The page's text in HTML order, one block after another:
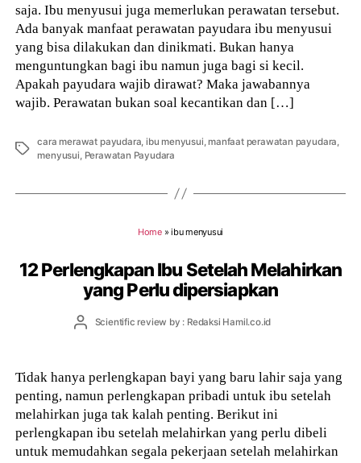
saja. Ibu menyusui juga memerlukan perawatan tersebut.
Ada banyak manfaat perawatan payudara ibu menyusui
yang bisa dilakukan dan dinikmati. Bukan hanya
menguntungkan bagi ibu namun juga bagi si kecil.
Apakah payudara wajib dirawat? Maka jawabannya
wajib. Perawatan bukan soal kecantikan dan […]
Tags
cara merawat payudara ibu menyusui ,manfaat perawatan payudara
menyusui Perawatan Payudara
Home»ibu menyusui
12 Perlengkapan Ibu Setelah Melahirkan
yang Perlu dipersiapkan
PostScientific review by : Redaksi Hamil.co.id
Tidak hanya perlengkapan bayi yang baru lahir saja yang
penting, namun perlengkapan pribadi untuk ibu setelah
melahirkan juga tak kalah penting. Berikut ini
perlengkapan ibu setelah melahirkan yang perlu dibeli
untuk memudahkan segala pekerjaan setelah melahirkan